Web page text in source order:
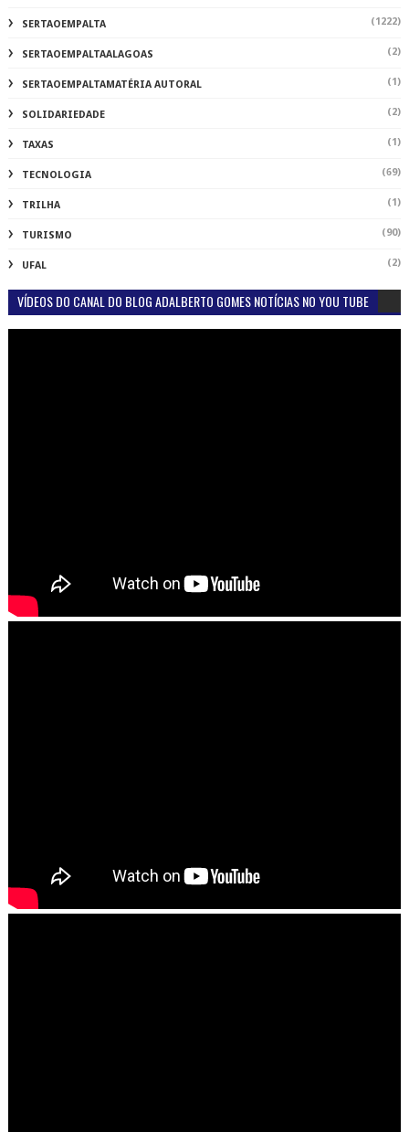
SERTAOEMPALTA (1222)
SERTAOEMPALTAALAGOAS (2)
SERTAOEMPALTAMATÉRIA AUTORAL (1)
SOLIDARIEDADE (2)
TAXAS (1)
TECNOLOGIA (69)
TRILHA (1)
TURISMO (90)
UFAL (2)
VÍDEOS DO CANAL DO BLOG ADALBERTO GOMES NOTÍCIAS NO YOU TUBE